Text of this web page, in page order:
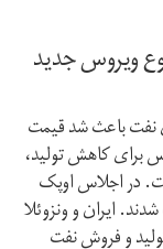
ویروس جدید
نفت باعث شد قیمت
برای کاهش تولید،
در اجلاس اوپک
ایران و ونزوئلا
و فروش نفت